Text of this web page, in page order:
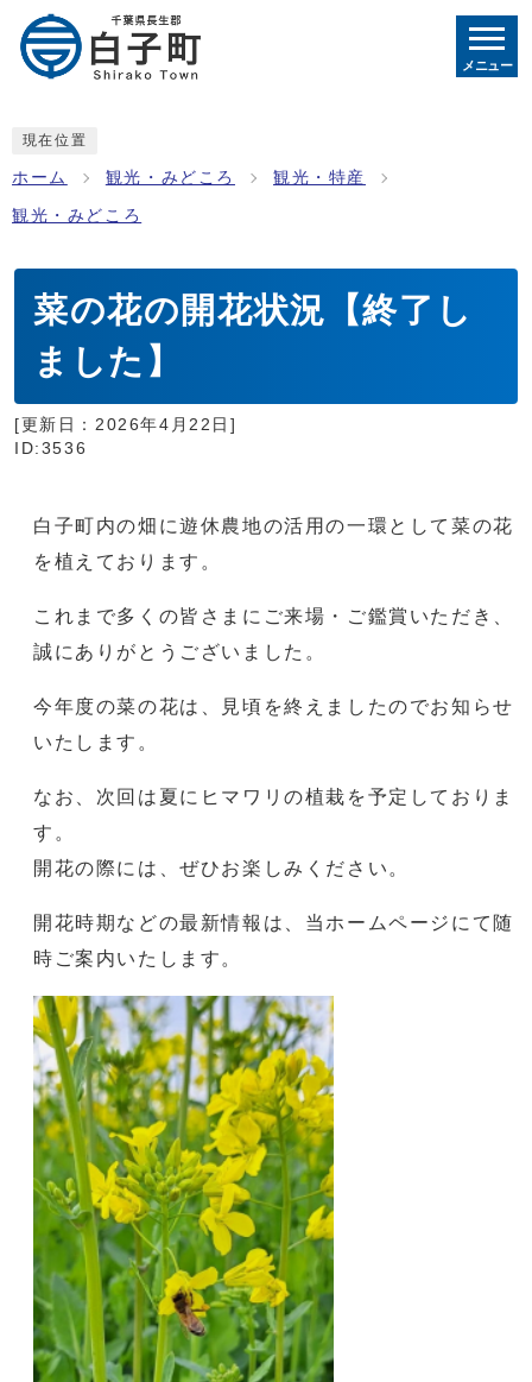
メニュー
現在位置
ホーム 観光・みどころ 観光・特産
観光・みどころ
菜の花の開花状況【終了し
ました】
[更新日： 2026年4月22日 ]
ID:3536
白子町内の畑に遊休農地の活用の一環として菜の花
を植えております。
これまで多くの皆さまにご来場・ご鑑賞いただき、
誠にありがとうございました。
今年度の菜の花は、見頃を終えましたのでお知らせ
いたします。
なお、次回は夏にヒマワリの植栽を予定しておりま
す。
開花の際には、ぜひお楽しみください。
開花時期などの最新情報は、当ホームページにて随
時ご案内いたします。